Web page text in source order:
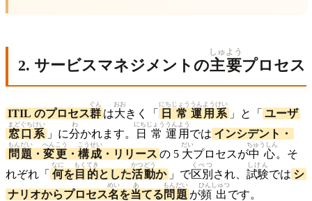
2. サービスマネジメントの主要
しゅよう
プロセス
ITIL のプロセス群
ぐん
は大
おお
きく「 日常
にちじょう
運用
うんよう
系
けい
」と「 ユーザ
窓口
まどぐち
系
けい
」に分
わ
かれます。 日常
にちじょう
運用
うんよう
では インシデント・
問題
もんだい
・ 変更
へんこう
・ 構成
こうせい
・リリース の 5 大
だい
プロセスが中心
ちゅうしん
。そ
れぞれ「 何
なに
を 目的
もくてき
とした活動
かつどう
か 」で区別
くべつ
され、 試験
しけん
では シ
ナリオからプロセス名
めい
を当
あ
てる問題
もんだい
が頻出
ひんしゅつ
です。